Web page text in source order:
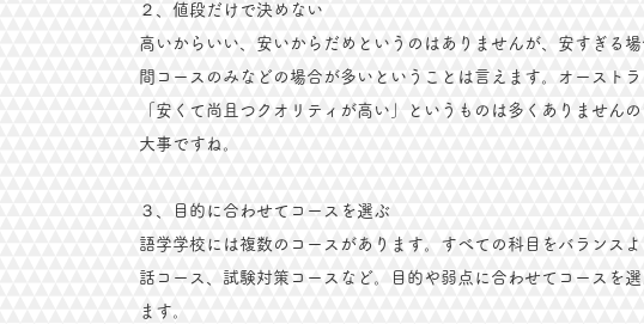
２、値段だけで決めない
高いからいい、安いからだめというのはありませんが、安すぎる
間コースのみなどの場合が多いということは言えます。オーストラ
「安くて尚且つクオリティが高い」というものは多くありません
大事ですね。
３、目的に合わせてコースを選ぶ
語学学校には複数のコースがあります。すべての科目をバランス
話コース、試験対策コースなど。目的や弱点に合わせてコースを
ます。